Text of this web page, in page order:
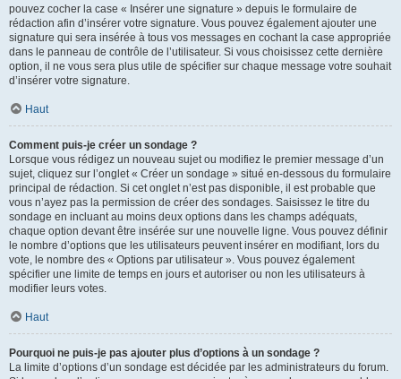
pouvez cocher la case « Insérer une signature » depuis le formulaire de
rédaction afin d’insérer votre signature. Vous pouvez également ajouter une
signature qui sera insérée à tous vos messages en cochant la case appropriée
dans le panneau de contrôle de l’utilisateur. Si vous choisissez cette dernière
option, il ne vous sera plus utile de spécifier sur chaque message votre souhait
d’insérer votre signature.
Haut
Comment puis-je créer un sondage ?
Lorsque vous rédigez un nouveau sujet ou modifiez le premier message d’un
sujet, cliquez sur l’onglet « Créer un sondage » situé en-dessous du formulaire
principal de rédaction. Si cet onglet n’est pas disponible, il est probable que
vous n’ayez pas la permission de créer des sondages. Saisissez le titre du
sondage en incluant au moins deux options dans les champs adéquats,
chaque option devant être insérée sur une nouvelle ligne. Vous pouvez définir
le nombre d’options que les utilisateurs peuvent insérer en modifiant, lors du
vote, le nombre des « Options par utilisateur ». Vous pouvez également
spécifier une limite de temps en jours et autoriser ou non les utilisateurs à
modifier leurs votes.
Haut
Pourquoi ne puis-je pas ajouter plus d’options à un sondage ?
La limite d’options d’un sondage est décidée par les administrateurs du forum.